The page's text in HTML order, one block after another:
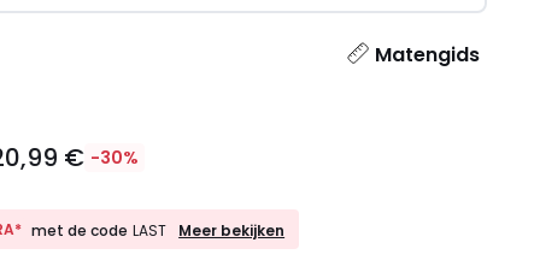
Matengids
€ -30%
met de code LAST
10%
Meer bekijken